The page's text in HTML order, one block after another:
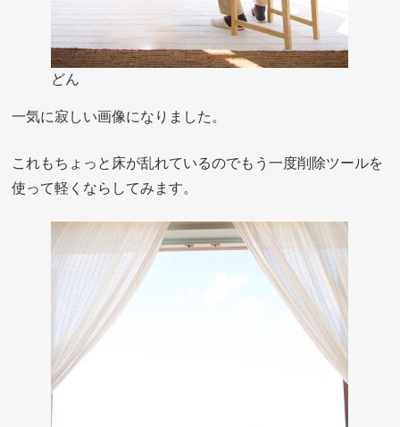
どん
一気に寂しい画像になりました。
これもちょっと床が乱れているのでもう一度削除ツールを
使って軽くならしてみます。